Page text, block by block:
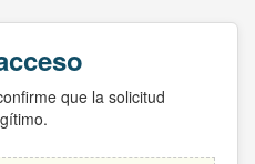
que la solicitud